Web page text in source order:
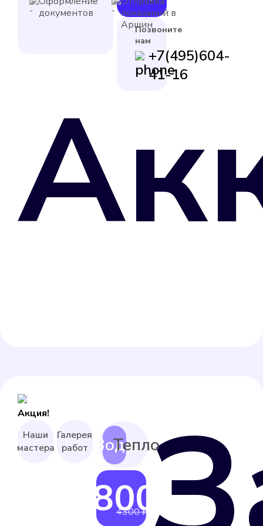
документов
показаний в
Аршин
Позвоните
нам
+7(495)604-
41-16
Акция!
3800 ₽
4300 ₽
Наши
мастера
Галерея
работ